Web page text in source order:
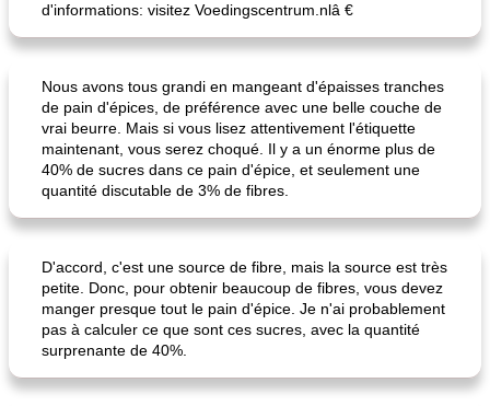
miche de thé au chocolat amer, à la lavande et à la banane gâteau aux fruits sans sucre
d'informations: visitez Voedingscentrum.nlâ €
Nous avons tous grandi en mangeant d'épaisses tranches
de pain d'épices, de préférence avec une belle couche de
vrai beurre. Mais si vous lisez attentivement l'étiquette
maintenant, vous serez choqué. Il y a un énorme plus de
40% de sucres dans ce pain d'épice, et seulement une
quantité discutable de 3% de fibres.
D'accord, c'est une source de fibre, mais la source est très
petite. Donc, pour obtenir beaucoup de fibres, vous devez
manger presque tout le pain d'épice. Je n'ai probablement
pas à calculer ce que sont ces sucres, avec la quantité
surprenante de 40%.